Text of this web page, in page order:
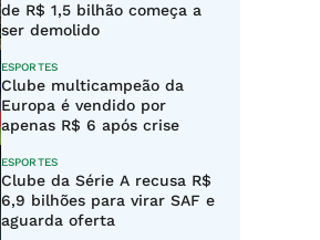
de R$ 1,5 bilhão começa a
ser demolido
ESPORTES
Clube multicampeão da
Europa é vendido por
apenas R$ 6 após crise
ESPORTES
Clube da Série A recusa R$
6,9 bilhões para virar SAF e
aguarda oferta